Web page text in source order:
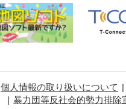
個人情報の取り扱いについて
暴力団等反社会的勢力排除